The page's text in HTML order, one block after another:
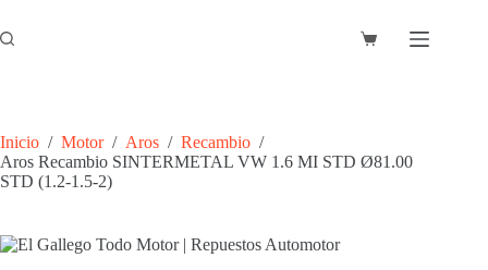
al
contenido
Carro
Inicio / Motor / Aros / Recambio /
Aros Recambio SINTERMETAL VW 1.6 MI STD Ø81.00
STD (1.2-1.5-2)